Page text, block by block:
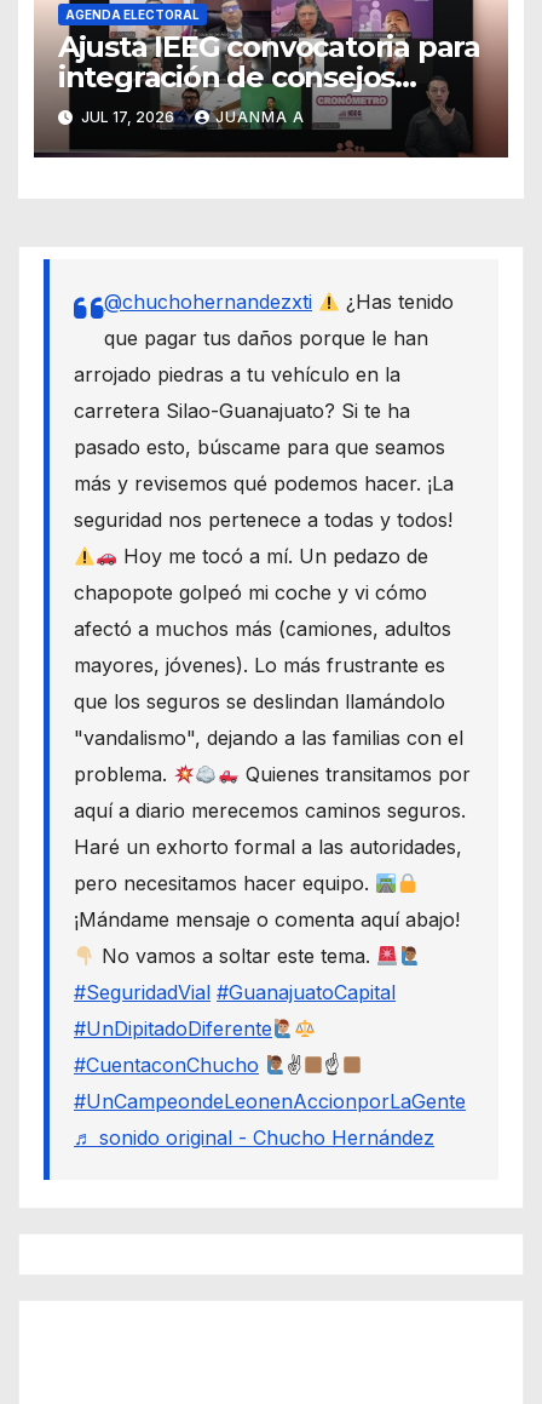
AGENDA ELECTORAL
Ajusta IEEG convocatoria para
integración de consejos
distritales y municipales
JUL 17, 2026 JUANMA A
@chuchohernandezxti
¿Has tenido
que pagar tus daños porque le han
arrojado piedras a tu vehículo en la
carretera Silao-Guanajuato? Si te ha
pasado esto, búscame para que seamos
más y revisemos qué podemos hacer. ¡La
seguridad nos pertenece a todas y todos!
Hoy me tocó a mí. Un pedazo de
chapopote golpeó mi coche y vi cómo
afectó a muchos más (camiones, adultos
mayores, jóvenes). Lo más frustrante es
que los seguros se deslindan llamándolo
"vandalismo", dejando a las familias con el
problema.
Quienes transitamos por
aquí a diario merecemos caminos seguros.
Haré un exhorto formal a las autoridades,
pero necesitamos hacer equipo.
¡Mándame mensaje o comenta aquí abajo!
No vamos a soltar este tema.
#SeguridadVial #GuanajuatoCapital
#UnDipitadoDiferente
#CuentaconChucho
✌
☝
#UnCampeondeLeonenAccionporLaGente
♬ sonido original - Chucho Hernández